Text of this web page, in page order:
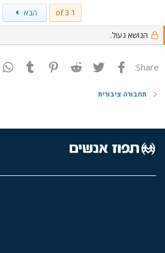
1 of 3 הבא
הנושא נעול.
Share: פייסבוק Twitter
Reddit
Pinterest
Tumblr
תחבורה ציבורית